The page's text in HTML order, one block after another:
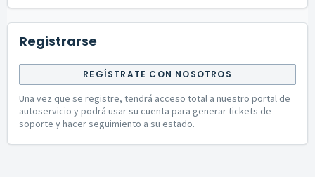
Registrarse
REGÍSTRATE CON NOSOTROS
Una vez que se registre, tendrá acceso total a nuestro portal de
autoservicio y podrá usar su cuenta para generar tickets de
soporte y hacer seguimiento a su estado.